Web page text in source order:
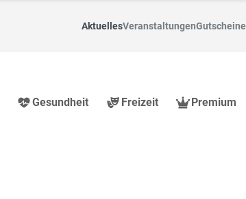
AktuellesVeranstaltungenGutscheine
Gesundheit Freizeit Premium